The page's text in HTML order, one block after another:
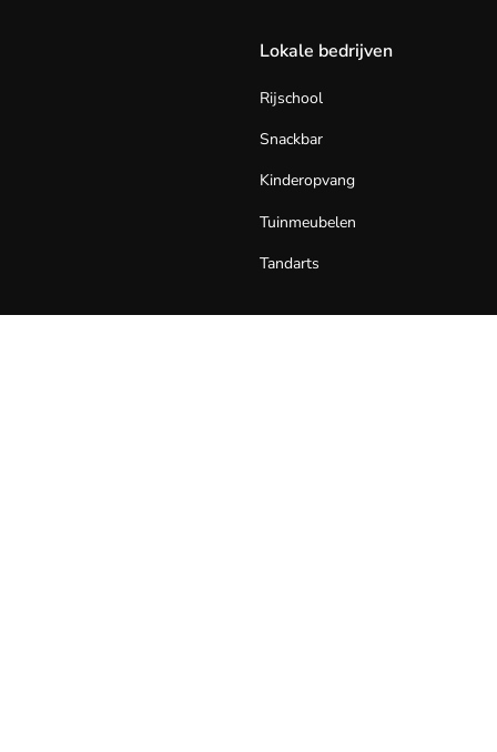
Lokale bedrijven
Rijschool
Snackbar
Kinderopvang
Tuinmeubelen
Tandarts